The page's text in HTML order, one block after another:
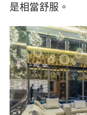
是相當舒服。